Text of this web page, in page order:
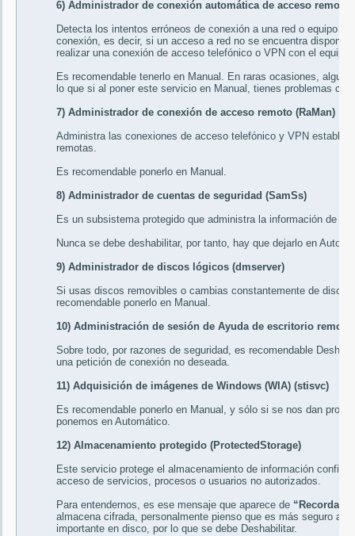
6) Administrador de conexión automática de acceso remoto
Detecta los intentos erróneos de conexión a una red o equipo
conexión, es decir, si un acceso a red no se encuentra
realizar una conexión de acceso telefónico o VPN con el equipo
Es recomendable tenerlo en Manual . En raras ocasiones,
lo que si al poner este servicio en Manual, tienes problemas
7) Administrador de conexión de acceso remoto (RaMan)
Administra las conexiones de acceso telefónico y VPN
remotas.
Es recomendable ponerlo en Manual .
8) Administrador de cuentas de seguridad (SamSs)
Es un subsistema protegido que administra la información de
Nunca se debe deshabilitar, por tanto, hay que dejarlo en
9) Administrador de discos lógicos (dmserver)
Si usas discos removibles o cambias constantemente de
recomendable ponerlo en Manual .
10) Administración de sesión de Ayuda de escritorio remoto
Sobre todo, por razones de seguridad, es recomendable
una petición de conexión no deseada.
11) Adquisición de imágenes de Windows (WIA) (stisvc)
Es recomendable ponerlo en Manual , y sólo si se nos dan
ponemos en Automático.
12) Almacenamiento protegido (ProtectedStorage)
Este servicio protege el almacenamiento de información
acceso de servicios, procesos o usuarios no autorizados.
Para entendernos, es ese mensaje que aparece de “Recordar
almacena cifrada, personalmente pienso que es más seguro
importante en disco, por lo que se debe Deshabilitar.